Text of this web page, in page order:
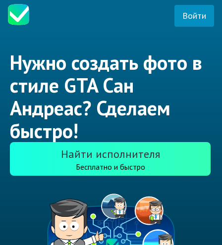
Войти
Нужно создать фото в
стиле GTA Сан
Андреас? Сделаем
быстро!
Найти исполнителя
Бесплатно и быстро